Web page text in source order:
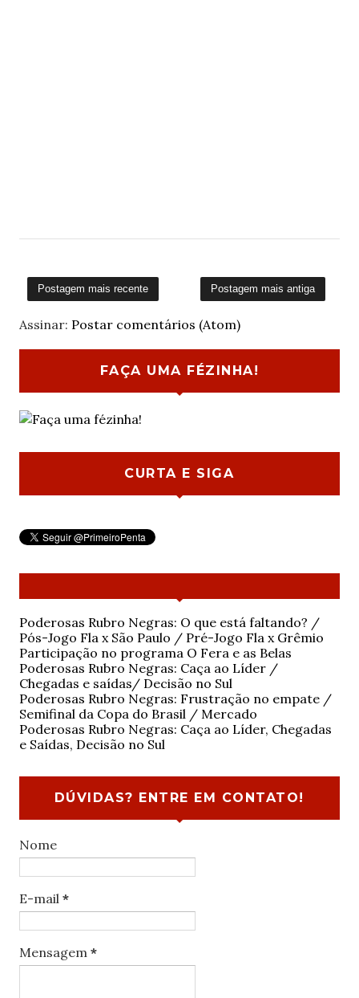
Postagem mais recente Postagem mais antiga
Assinar: Postar comentários (Atom)
FAÇA UMA FÉZINHA!
CURTA E SIGA
Poderosas Rubro Negras: O que está faltando? /
Pós-Jogo Fla x São Paulo / Pré-Jogo Fla x Grêmio
Participação no programa O Fera e as Belas
Poderosas Rubro Negras: Caça ao Líder /
Chegadas e saídas/ Decisão no Sul
Poderosas Rubro Negras: Frustração no empate /
Semifinal da Copa do Brasil / Mercado
Poderosas Rubro Negras: Caça ao Líder, Chegadas
e Saídas, Decisão no Sul
DÚVIDAS? ENTRE EM CONTATO!
Nome
E-mail *
Mensagem *